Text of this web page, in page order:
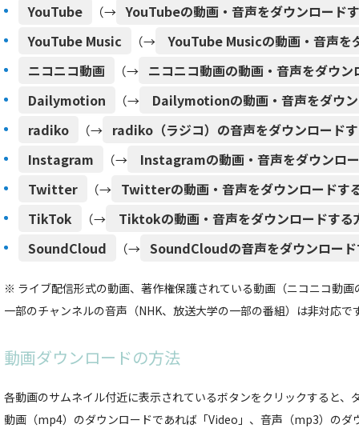
YouTube （→ YouTubeの動画・音声をダウンロード
YouTube Music
（→
YouTube Musicの動画・音声を
ニコニコ動画
（→
ニコニコ動画の動画・音声をダウン
Dailymotion
（→
Dailymotionの動画・音声をダウ
radiko
（→
radiko（ラジコ）の音声をダウンロード
Instagram
（→
Instagramの動画・音声をダウンロ
Twitter
（→
Twitterの動画・音声をダウンロードす
TikTok
（→
Tiktokの動画・音声をダウンロードする
SoundCloud
（→ SoundCloudの音声をダウンロー
※ ライブ配信形式の動画、著作権保護されている動画（ニコニコ動
一部のチャンネルの音声（NHK、放送大学の一部の番組）は非対応で
動画ダウンロードの方法
各動画のサムネイル付近に表示されているボタンをクリックすると、
動画（mp4）のダウンロードであれば「Video」、音声（mp3）のダ